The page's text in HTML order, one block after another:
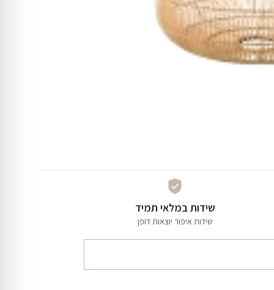
שידות במלאי תמיד
שידות איפור יוצאות דופן